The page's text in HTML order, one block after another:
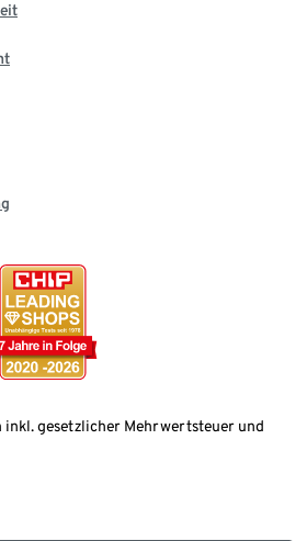
inkl. gesetzlicher Mehrwertsteuer und